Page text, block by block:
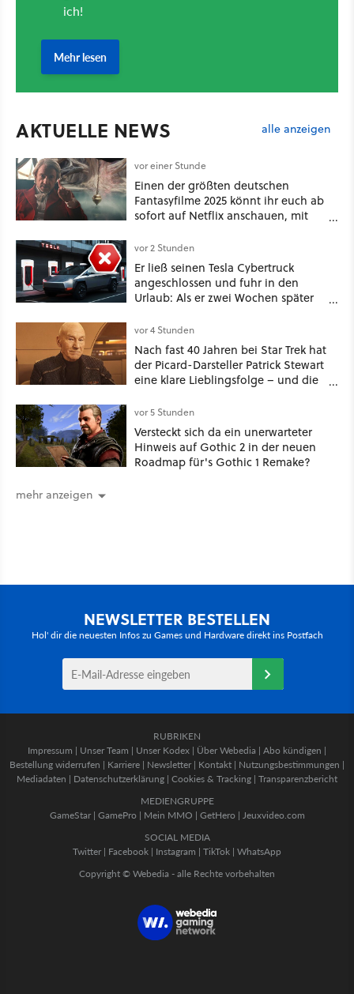
AKTUELLE NEWS alle anzeigen
vor einer Stunde
Einen der größten deutschen
Fantasyfilme 2025 könnt ihr euch ab
sofort auf Netflix anschauen, mit
vor 2 Stunden
Er ließ seinen Tesla Cybertruck
angeschlossen und fuhr in den
Urlaub: Als er zwei Wochen später
mehr an [Best of GameStar]
vor 4 Stunden
Nach fast 40 Jahren bei Star Trek hat
der Picard-Darsteller Patrick Stewart
eine klare Lieblingsfolge – und die
vor 5 Stunden
Versteckt sich da ein unerwarteter
Hinweis auf Gothic 2 in der neuen
Roadmap für's Gothic 1 Remake?
mehr anzeigen
NEWSLETTER BESTELLEN
Hol' dir die neuesten Infos zu Games und Hardware direkt ins Postfach
RUBRIKEN
Impressum | Unser Team | Unser Kodex | Über Webedia | Abo kündigen |
Bestellung widerrufen | Karriere | Newsletter | Kontakt | Nutzungsbestimmungen |
Mediadaten | Datenschutzerklärung | Cookies & Tracking | Transparenzbericht
MEDIENGRUPPE
GameStar| GamePro | Mein MMO | GetHero | Jeuxvideo.com
SOCIAL MEDIA
Twitter | Facebook | Instagram | TikTok | WhatsApp
Copyright © Webedia - alle Rechte vorbehalten